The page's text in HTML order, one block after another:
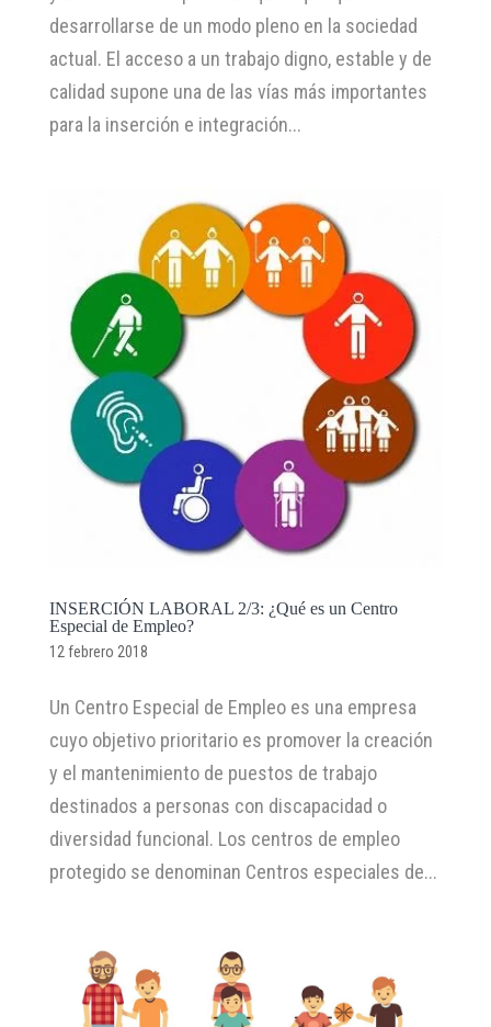
desarrollarse de un modo pleno en la sociedad
actual. El acceso a un trabajo digno, estable y de
calidad supone una de las vías más importantes
para la inserción e integración...
INSERCIÓN LABORAL 2/3: ¿Qué es un Centro
Especial de Empleo?
12 febrero 2018
Un Centro Especial de Empleo es una empresa
cuyo objetivo prioritario es promover la creación
y el mantenimiento de puestos de trabajo
destinados a personas con discapacidad o
diversidad funcional. Los centros de empleo
protegido se denominan Centros especiales de...